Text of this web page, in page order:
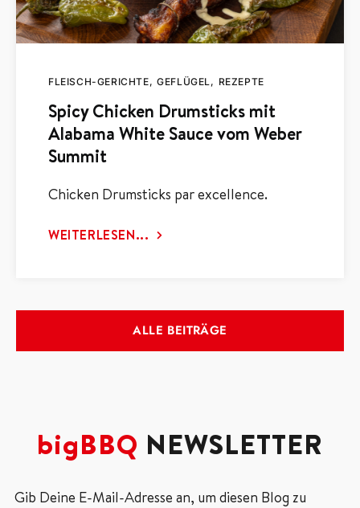
FLEISCH-GERICHTE GEFLÜGEL REZEPTE
Spicy Chicken Drumsticks mit
Alabama White Sauce vom Weber
Summit
Chicken Drumsticks par excellence.
WEITERLESEN...
ALLE BEITRÄGE
bigBBQ NEWSLETTER
Gib Deine E-Mail-Adresse an, um diesen Blog zu